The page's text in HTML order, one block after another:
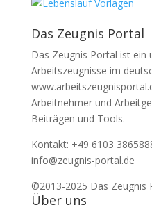
Das Zeugnis Portal
Das Zeugnis Portal ist ein
Arbeitszeugnisse im
Arbeitnehmer und
Beiträgen und Tools.
Kontakt: +49 6103
info@zeugnis-portal.de
©2013-2025 Das Zeugnis
Über uns